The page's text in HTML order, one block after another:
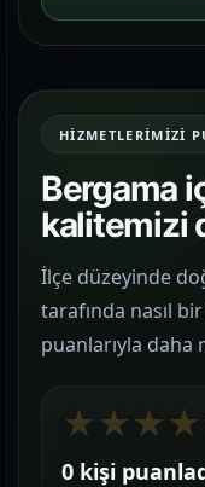
HIZMETLERIMIZI
Bergama
kalitemizi
İlçe düzeyinde
tarafında nasıl
puanlarıyla
★★★★
0 kişi